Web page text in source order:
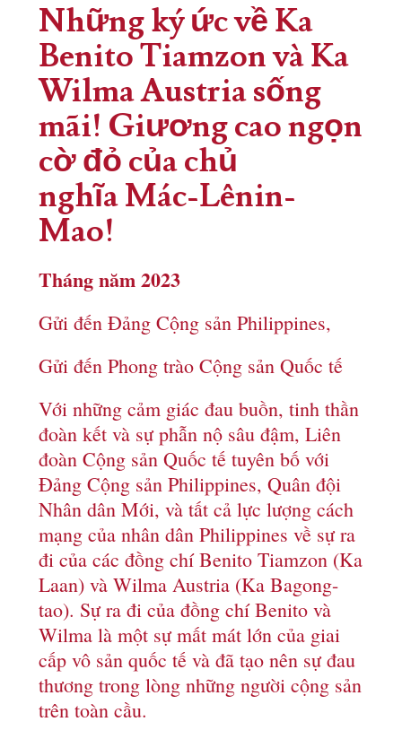
Những ký ức về Ka
Benito Tiamzon và Ka
Wilma Austria sống
mãi! Giương cao ngọn
cờ đỏ của chủ
nghĩa Mác-Lênin-
Mao!
Tháng năm 2023
Gửi đến Đảng Cộng sản Philippines,
Gửi đến Phong trào Cộng sản Quốc tế
Với những cảm giác đau buồn, tinh thần
đoàn kết và sự phẫn nộ sâu đậm, Liên
đoàn Cộng sản Quốc tế tuyên bố với
Đảng Cộng sản Philippines, Quân đội
Nhân dân Mới, và tất cả lực lượng cách
mạng của nhân dân Philippines về sự ra
đi của các đồng chí Benito Tiamzon (Ka
Laan) và Wilma Austria (Ka Bagong-
tao). Sự ra đi của đồng chí Benito và
Wilma là một sự mất mát lớn của giai
cấp vô sản quốc tế và đã tạo nên sự đau
thương trong lòng những người cộng sản
trên toàn cầu.